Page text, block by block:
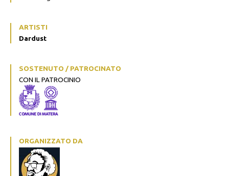
ARTISTI
Dardust
SOSTENUTO / PATROCINATO
CON IL PATROCINIO
ORGANIZZATO DA